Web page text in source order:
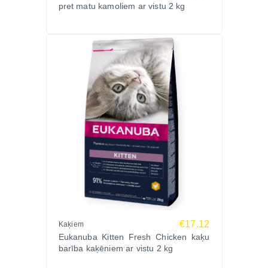
pret matu kamoliem ar vistu 2 kg
Kaķiem €17.12
Eukanuba Kitten Fresh Chicken kaķu
barība kaķēniem ar vistu 2 kg